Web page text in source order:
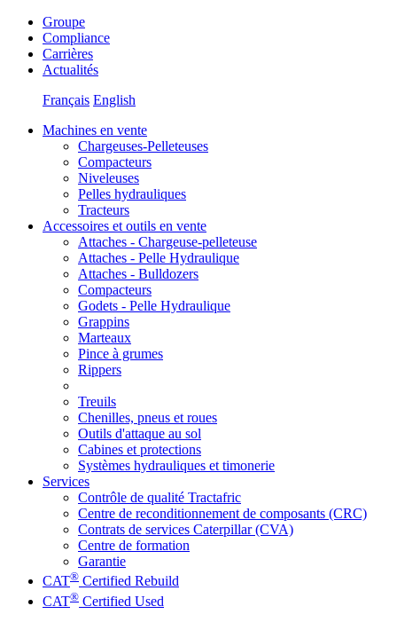
Groupe
Compliance
Carrières
Actualités
Français English
Machines en vente
Chargeuses-Pelleteuses
Compacteurs
Niveleuses
Pelles hydrauliques
Tracteurs
Accessoires et outils en vente
Attaches - Chargeuse-pelleteuse
Attaches - Pelle Hydraulique
Attaches - Bulldozers
Compacteurs
Godets - Pelle Hydraulique
Grappins
Marteaux
Pince à grumes
Rippers
Treuils
Chenilles, pneus et roues
Outils d'attaque au sol
Cabines et protections
Systèmes hydrauliques et timonerie
Services
Contrôle de qualité Tractafric
Centre de reconditionnement de composants (CRC)
Contrats de services Caterpillar (CVA)
Centre de formation
Garantie
CAT® Certified Rebuild
CAT® Certified Used